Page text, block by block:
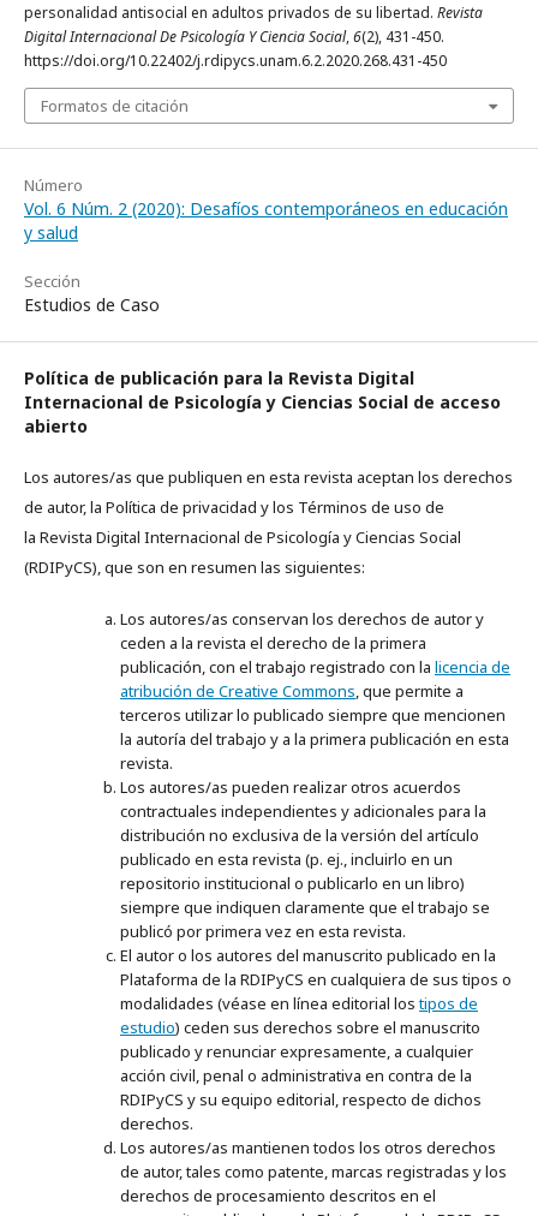
personalidad antisocial en adultos privados de su libertad. Revista
Digital Internacional De Psicología Y Ciencia Social,6(2), 431-450.
https://doi.org/10.22402/j.rdipycs.unam.6.2.2020.268.431-450
Formatos de citación
Número
Vol. 6 Núm. 2 (2020): Desafíos contemporáneos en educación
y salud
Sección
Estudios de Caso
Política de publicación para la Revista Digital
Internacional de Psicología y Ciencias Social de acceso
abierto
Los autores/as que publiquen en esta revista aceptan los derechos
de autor, la Política de privacidad y los Términos de uso de
la Revista Digital Internacional de Psicología y Ciencias Social
(RDIPyCS), que son en resumen las siguientes:
Los autores/as conservan los derechos de autor y
ceden a la revista el derecho de la primera
publicación, con el trabajo registrado con la licencia de
atribución de Creative Commons, que permite a
terceros utilizar lo publicado siempre que mencionen
la autoría del trabajo y a la primera publicación en esta
revista.
Los autores/as pueden realizar otros acuerdos
contractuales independientes y adicionales para la
distribución no exclusiva de la versión del artículo
publicado en esta revista (p. ej., incluirlo en un
repositorio institucional o publicarlo en un libro)
siempre que indiquen claramente que el trabajo se
publicó por primera vez en esta revista.
El autor o los autores del manuscrito publicado en la
Plataforma de la RDIPyCS en cualquiera de sus tipos o
modalidades (véase en línea editorial lostipos de
estudio) ceden sus derechos sobre el manuscrito
publicado y renunciar expresamente, a cualquier
acción civil, penal o administrativa en contra de la
RDIPyCS y su equipo editorial, respecto de dichos
derechos.
Los autores/as mantienen todos los otros derechos
de autor, tales como patente, marcas registradas y los
derechos de procesamiento descritos en el